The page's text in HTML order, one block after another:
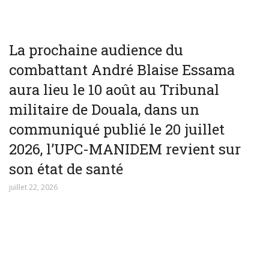
La prochaine audience du
combattant André Blaise Essama
aura lieu le 10 août au Tribunal
militaire de Douala, dans un
communiqué publié le 20 juillet
2026, l’UPC-MANIDEM revient sur
son état de santé
juillet 22, 2026